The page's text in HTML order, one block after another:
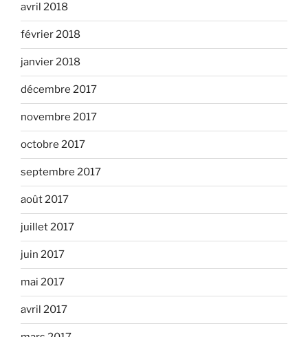
avril 2018
février 2018
janvier 2018
décembre 2017
novembre 2017
octobre 2017
septembre 2017
août 2017
juillet 2017
juin 2017
mai 2017
avril 2017